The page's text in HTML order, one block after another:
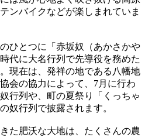
ンバイクなどが楽しまれていま
ひとつに「赤坂奴（あかさかや
代に大名行列で先導役を務めた
現在は、発祥の地である八幡地
会の協力によって、7月に行わ
行列や、町の夏祭り「くっちゃ
奴行列で披露されます。
た肥沃な大地は、たくさんの農